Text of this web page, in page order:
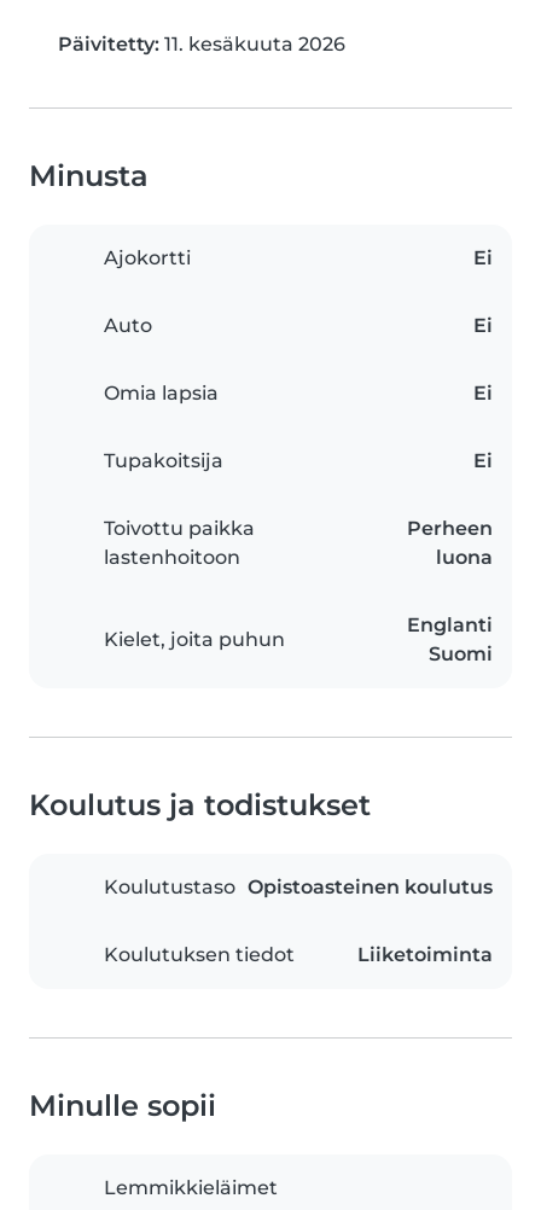
Päivitetty: 11. kesäkuuta 2026
Minusta
Ajokortti Ei
Auto Ei
Omia lapsia Ei
Tupakoitsija Ei
Toivottu paikka
lastenhoitoon
Perheen
luona
Kielet, joita puhun
Englanti
Suomi
Koulutus ja todistukset
Koulutustaso Opistoasteinen koulutus
Koulutuksen tiedot Liiketoiminta
Minulle sopii
Lemmikkieläimet